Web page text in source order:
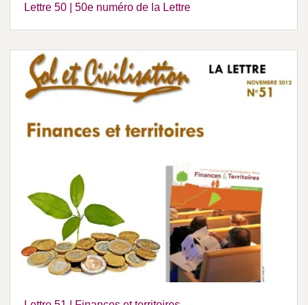
Lettre 50 | 50e numéro de la Lettre